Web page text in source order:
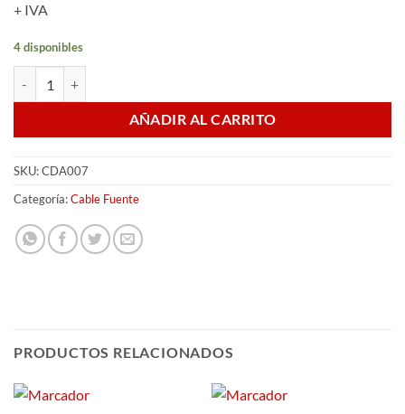
+ IVA
4 disponibles
AÑADIR AL CARRITO
SKU:CDA007
Categoría:Cable Fuente
PRODUCTOS RELACIONADOS